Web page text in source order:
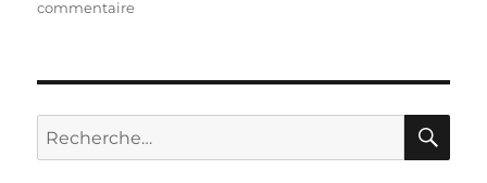
commentairesur
le
conquérant,
réalisé
Recherche
pour :